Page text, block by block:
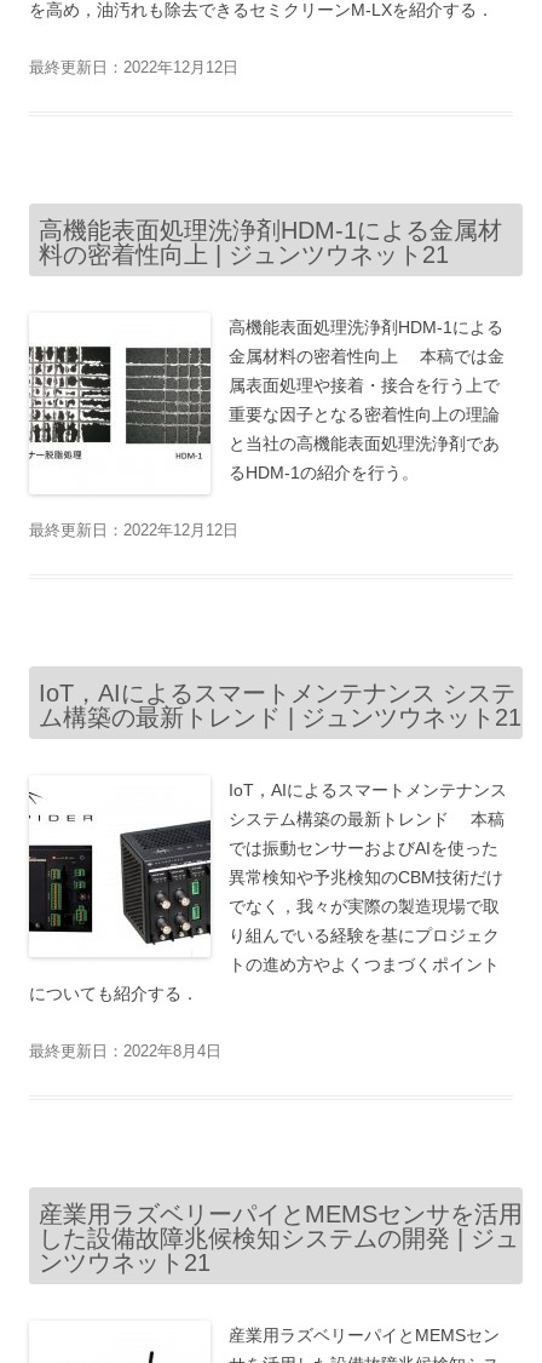
を高め，油汚れも除去できるセミクリーンM-LXを紹介する．
最終更新日：2022年12月12日
高機能表面処理洗浄剤HDM-1による金属材
料の密着性向上 | ジュンツウネット21
高機能表面処理洗浄剤HDM-1による
金属材料の密着性向上 本稿では金
属表面処理や接着・接合を行う上で
重要な因子となる密着性向上の理論
と当社の高機能表面処理洗浄剤であ
るHDM-1の紹介を行う。
最終更新日：2022年12月12日
IoT，AIによるスマートメンテナンス システ
ム構築の最新トレンド | ジュンツウネット21
IoT，AIによるスマートメンテナンス
システム構築の最新トレンド 本稿
では振動センサーおよびAIを使った
異常検知や予兆検知のCBM技術だけ
でなく，我々が実際の製造現場で取
り組んでいる経験を基にプロジェク
トの進め方やよくつまづくポイント
についても紹介する．
最終更新日：2022年8月4日
産業用ラズベリーパイとMEMSセンサを活用
した設備故障兆候検知システムの開発 | ジュ
ンツウネット21
産業用ラズベリーパイとMEMSセン